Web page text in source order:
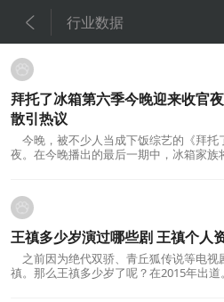
 行业数据
拜托了冰箱第六季今晚迎来收官
散引热议
今晚，被不少人当成下饭综艺的《拜托
夜。在今晚播出的最后一期中，冰箱家族
王禛多少岁演过哪些剧 王禛个人
之前因为绝代双骄、青丘狐传说等电视
禛。那么王禛多少岁了呢？在2015年出